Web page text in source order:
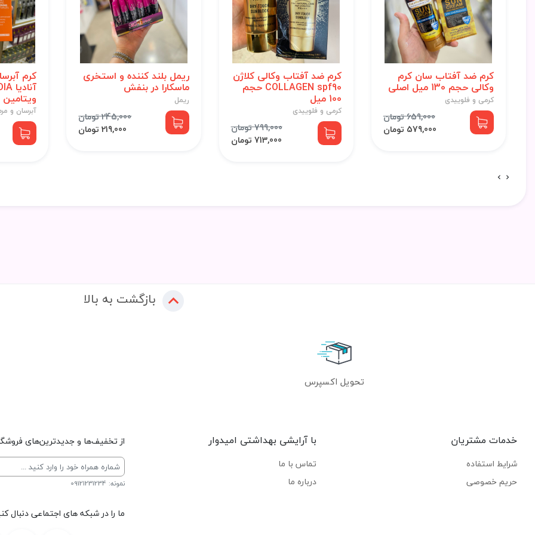
کرم ضد آفتاب سان کرم
وکالی حجم 130 میل اصلی
کرمی و فلوییدی
659,000 تومان
579,000 تومان
کرم ضد آفتاب وکالی کلاژن
COLLAGEN spf90 حجم
100 میل
کرمی و فلوییدی
799,000 تومان
713,000 تومان
ریمل بلند کننده و استخری
ماسکارا در بنفش
ریمل
245,000 تومان
219,000 تومان
کرم
ویتامین C حجم 150 میل
آبرسان و
بازگشت به بالا
تحویل اکسپرس
خدمات مشتریان
شرایط استفاده
حریم خصوصی
با آرایشی بهداشتی امیدوار
تماس با ما
درباره ما
از تخفیف‌ها و جدیدترین‌های
نمونه: 09121231234
ما را در شبکه های اجتماعی دنبال